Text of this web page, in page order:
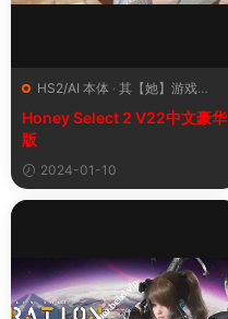
HS2/AI 本体 · 其【她】游戏
（Other Games） · 资源中心
（Resource Center）
Honey Select 2 V22中文豪华
版
2024-01-10